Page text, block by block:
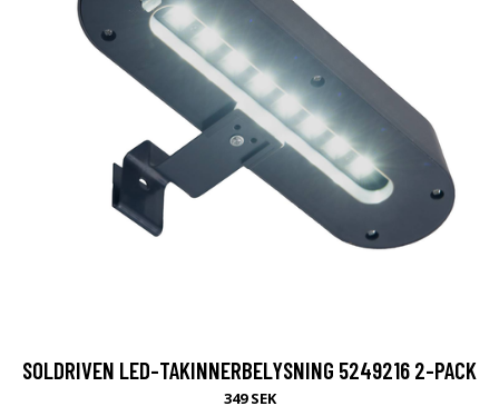
SOLDRIVEN LED-TAKINNERBELYSNING 5249216 2-PACK
349 SEK